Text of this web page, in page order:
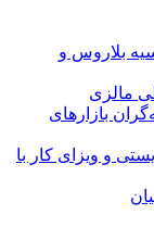
بلاروس و
مالزی
بازارهای
و ویزای کار با